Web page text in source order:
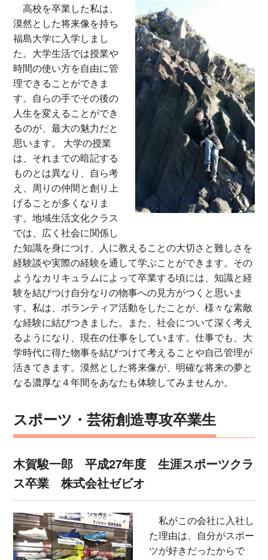
高校を卒業した私は、
漠然とした将来像を持ち
福島大学に入学しまし
た。大学生活では授業や
時間の使い方を自由に管
理できることができま
す。自らの手でその後の
人生を変えることができ
るのが、最大の魅力だと
思います。 大学の授業
は、それまでの暗記する
ものとは異なり、自ら考
え、周りの仲間と創り上
げることが多くなりま
す。地域生活文化クラス
では、広く社会に関係し
た知識を身につけ、人に教えることの大切さと難しさを
経験談や実際の経験を通して学ぶことができます。その
ようなカリキュラムによって卒業する頃には、知識と経
験を結びつけ自分なりの物事への見方がつくと思いま
す。私は、ボランティア活動をしたことが、様々な素敵
な経験に結びつきました。また、社会について深く考え
るようになり、現在の仕事をしています。仕事でも、大
学時代に得た物事を結びつけて考えることや自己管理が
活きてきます。漠然とした将来像が、明確な将来の夢と
なる濃厚な４年間をあなたも体験してみませんか。
スポーツ・芸術創造専攻卒業生
木賀駿一郎 平成27年度 生涯スポーツクラ
ス卒業 株式会社ゼビオ
私がこの会社に入社し
た理由は、自分がスポー
ツが好きだったからで